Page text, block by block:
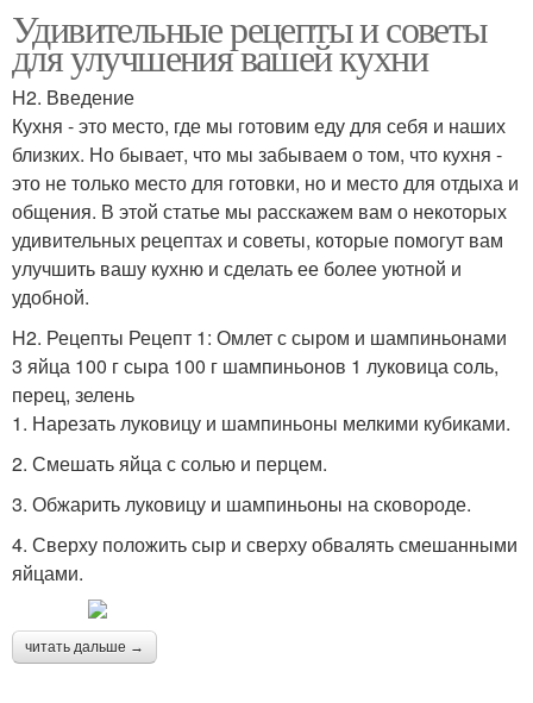
Удивительные рецепты и советы
для улучшения вашей кухни
H2. Введение
Кухня - это место, где мы готовим еду для себя и наших
близких. Но бывает, что мы забываем о том, что кухня -
это не только место для готовки, но и место для отдыха и
общения. В этой статье мы расскажем вам о некоторых
удивительных рецептах и советы, которые помогут вам
улучшить вашу кухню и сделать ее более уютной и
удобной.
H2. Рецепты Рецепт 1: Омлет с сыром и шампиньонами
3 яйца 100 г сыра 100 г шампиньонов 1 луковица соль,
перец, зелень
1. Нарезать луковицу и шампиньоны мелкими кубиками.
2. Смешать яйца с солью и перцем.
3. Обжарить луковицу и шампиньоны на сковороде.
4. Сверху положить сыр и сверху обвалять смешанными
яйцами.
читать дальше →